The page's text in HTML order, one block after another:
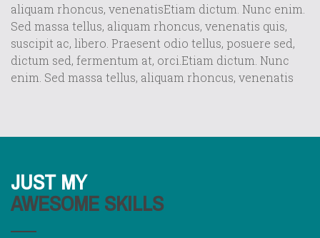
aliquam rhoncus, venenatisEtiam dictum. Nunc enim.
Sed massa tellus, aliquam rhoncus, venenatis quis,
suscipit ac, libero. Praesent odio tellus, posuere sed,
dictum sed, fermentum at, orci.Etiam dictum. Nunc
enim. Sed massa tellus, aliquam rhoncus, venenatis
JUST MY
AWESOME SKILLS